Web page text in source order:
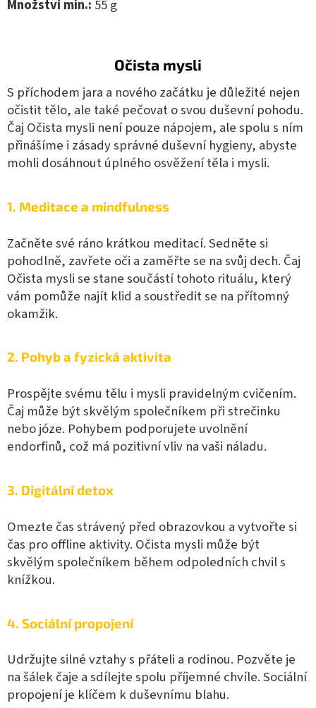
Množství min.: 55 g
Očista mysli
S příchodem jara a nového začátku je důležité nejen
očistit tělo, ale také pečovat o svou duševní pohodu.
Čaj Očista mysli není pouze nápojem, ale spolu s ním
přinášíme i zásady správné duševní hygieny, abyste
mohli dosáhnout úplného osvěžení těla i mysli.
1. Meditace a mindfulness
Začněte své ráno krátkou meditací. Sedněte si
pohodlně, zavřete oči a zaměřte se na svůj dech. Čaj
Očista mysli se stane součástí tohoto rituálu, který
vám pomůže najít klid a soustředit se na přítomný
okamžik.
2. Pohyb a fyzická aktivita
Prospějte svému tělu i mysli pravidelným cvičením.
Čaj může být skvělým společníkem při strečinku
nebo józe. Pohybem podporujete uvolnění
endorfinů, což má pozitivní vliv na vaši náladu.
3. Digitální detox
Omezte čas strávený před obrazovkou a vytvořte si
čas pro offline aktivity. Očista mysli může být
skvělým společníkem během odpoledních chvil s
knížkou.
4. Sociální propojení
Udržujte silné vztahy s přáteli a rodinou. Pozvěte je
na šálek čaje a sdílejte spolu příjemné chvíle. Sociální
propojení je klíčem k duševnímu blahu.